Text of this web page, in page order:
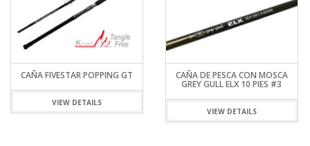
CAÑA FIVESTAR POPPING GT
VIEW DETAILS
CAÑA DE PESCA CON MOSCA
GREY GULL ELX 10 PIES #3
VIEW DETAILS